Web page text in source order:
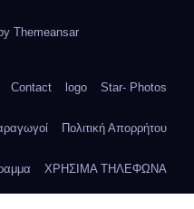
Themeansar
Contact logo Star- Photos
Πολιτική Απορρήτου
ΧΡΗΣΙΜΑ ΤΗΛΕΦΩΝΑ